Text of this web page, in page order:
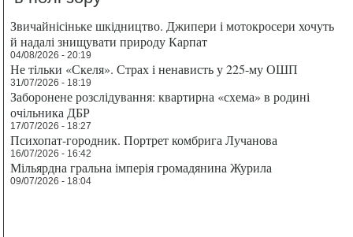
Звичайнісіньке шкідництво. Джипери і мотокросери хочуть
й надалі знищувати природу Карпат
04/08/2026 - 20:19
Не тільки «Скеля». Страх і ненависть у 225-му ОШП
31/07/2026 - 18:19
Заборонене розслідування: квартирна «схема» в родині
очільника ДБР
17/07/2026 - 18:27
Психопат-городник. Портрет комбрига Лучанова
16/07/2026 - 16:42
Мільярдна гральна імперія громадянина Журила
09/07/2026 - 18:04